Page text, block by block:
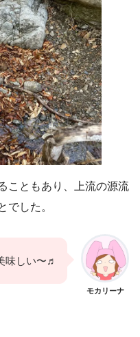
こともあり、上流の源流
でした。
モカリーナ
味しい〜♬